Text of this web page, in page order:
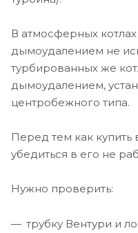
В атмосферных
дымоудалением не
турбированных же
дымоудалением,
центробежного типа.
Перед тем как купить
убедиться в его не
Нужно проверить:
трубку Вентури и